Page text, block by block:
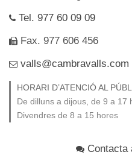
Tel. 977 60 09 09
Fax. 977 606 456
valls@cambravalls.com
HORARI D’ATENCIÓ AL
De dilluns a dijous, de 9 a 17
Divendres de 8 a 15 hores
Contacta